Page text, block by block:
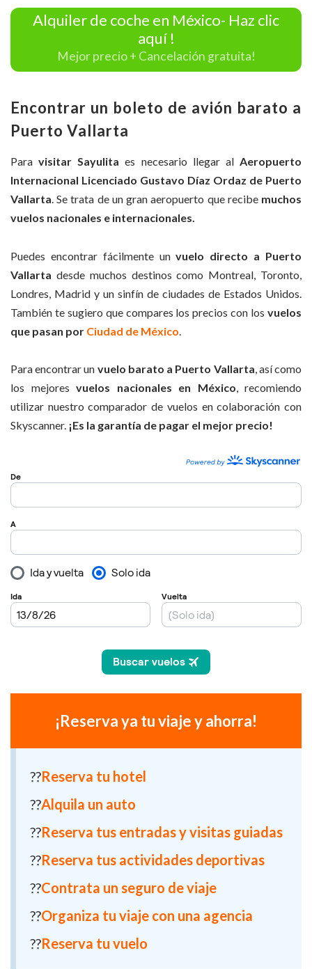
Alquiler de coche en México- Haz clic
aquí !
Mejor precio + Cancelación gratuita!
Encontrar un boleto de avión barato a
Puerto Vallarta
Para visitar Sayulita es necesario llegar alAeropuerto
Internacional Licenciado Gustavo Díaz Ordaz de Puerto
Vallarta. Se trata de un gran aeropuerto que recibe muchos
vuelos nacionales e internacionales.
Puedes encontrar fácilmente unvuelo directo a Puerto
Vallarta desde muchos destinos como Montreal, Toronto,
Londres, Madrid y un sinfín de ciudades de Estados Unidos.
También te sugiero que compares los precios con los vuelos
que pasan por Ciudad de México
Para encontrar un vuelo barato a Puerto Vallarta, así como
los mejores vuelos nacionales en México, recomiendo
utilizar nuestro comparador de vuelos en colaboración con
Skyscanner. ¡Es la garantía de pagar el mejor precio!
¡Reserva ya tu viaje y ahorra!
??Reserva tu hotel
??Alquila un auto
??Reserva tus entradas y visitas guiadas
??Reserva tus actividades deportivas
??Contrata un seguro de viaje
??Organiza tu viaje con una agencia
??Reserva tu vuelo